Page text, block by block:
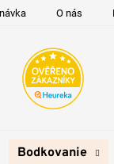
O nás
Bodkovanie